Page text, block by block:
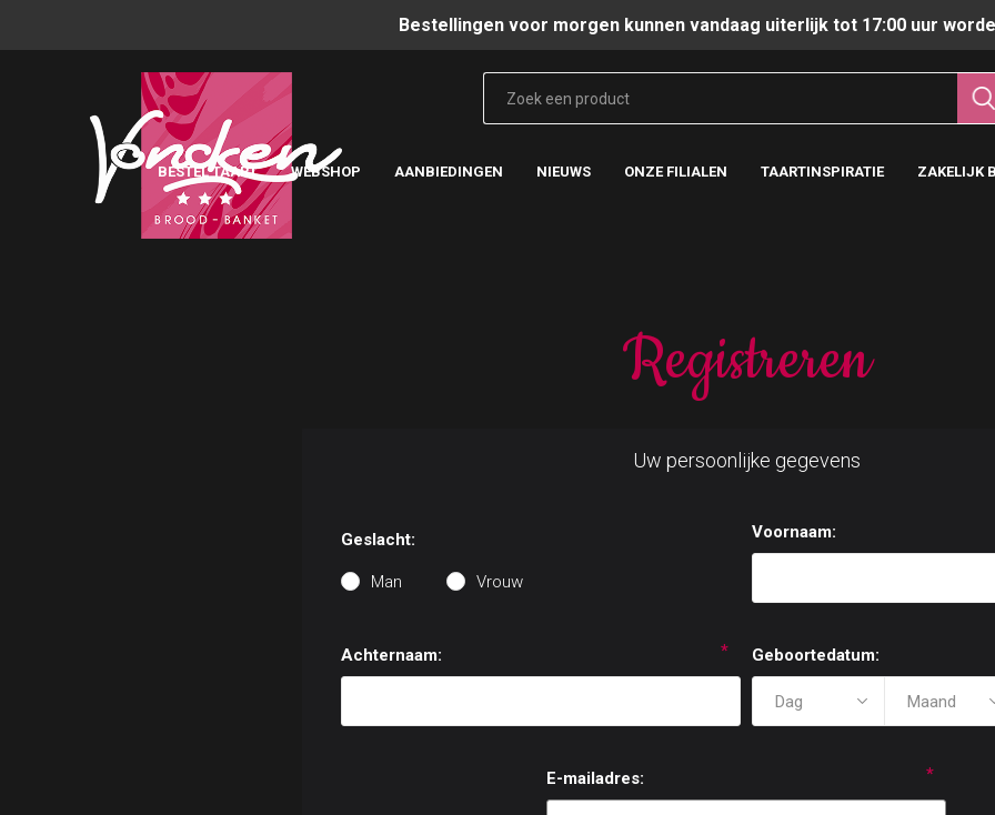
Bestellingen voor morgen kunnen vandaag uiterlijk tot 17:00 uur
BESTEL TAART WEBSHOP AANBIEDINGEN NIEUWS ONZE FILIALEN TAARTINSPIRATIE ZAKELIJK
Registreren
Uw persoonlijke gegevens
Geslacht:
Man Vrouw
Voornaam:
Achternaam: * Geboortedatum:
E-mailadres: *